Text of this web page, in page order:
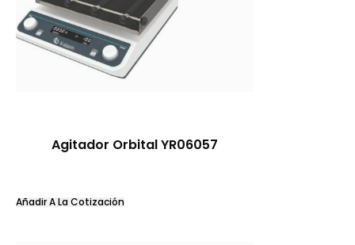
Agitador Orbital YR06057
Añadir A La Cotización